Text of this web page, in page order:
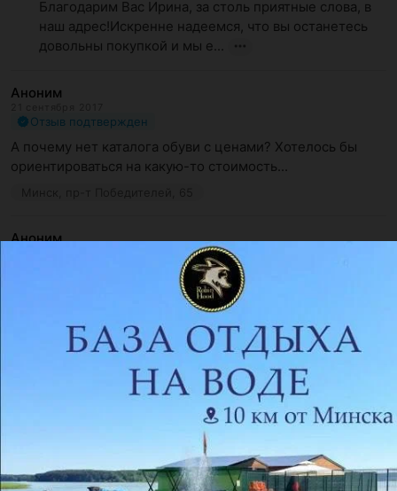
Благодарим Вас Ирина, за столь приятные слова, в
наш адрес!Искренне надеемся, что вы останетесь
довольны покупкой и мы е...
Аноним
Отзыв подтвержден
А почему нет каталога обуви с ценами? Хотелось бы
ориентироваться на какую-то стоимость...
Аноним
Рекомендую
Хотелось бы поблагодарить всех девочек магазина от
меня, за то, что помогли мне с выбором туфель. Очень
компетентные кон...
Минск, пр-т Победителей, 65
Ангелина! Спасибо большое за такие приятные
слова в адрес наших замечательных консультантов!
Будем очень рады видеть Вас...